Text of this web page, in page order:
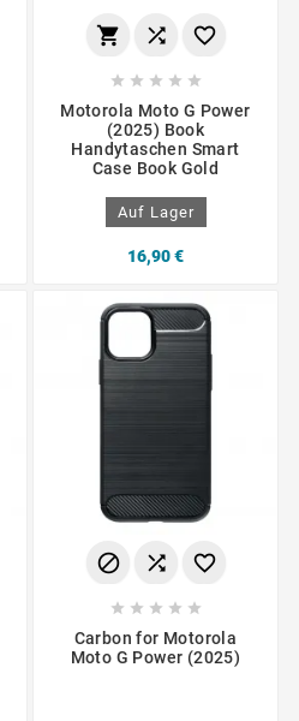
  
    
Motorola Moto G Power
(2025) Book
Handytaschen Smart
Case Book Gold
Auf Lager
16,90 €
  
    
Carbon for Motorola
Moto G Power (2025)